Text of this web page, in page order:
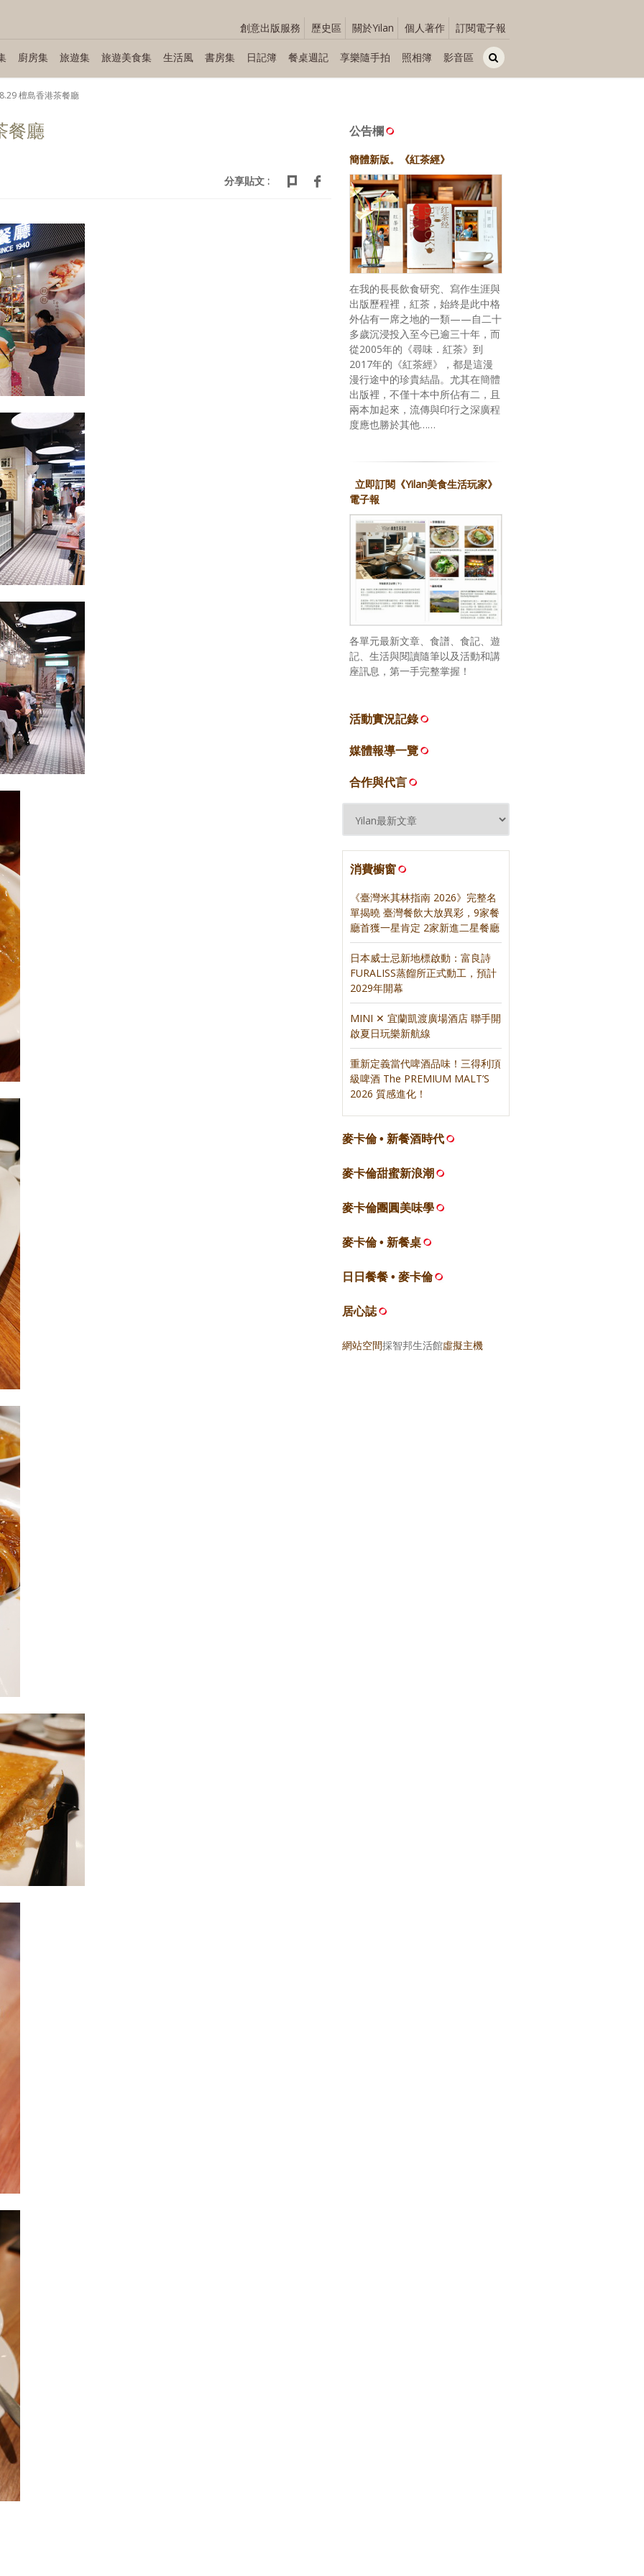
創意出版服務 歷史區 關於Yilan 個人著作 訂閱電子報
廚房集 旅遊集 旅遊美食集 生活風 書房集 日記簿 餐桌週記 享樂隨手拍 照相簿 影音區
檀島香港茶餐廳
餐廳
分享貼文 :
公告欄
簡體新版。《紅茶經》
在我的長長飲食研究、寫作生涯與
出版歷程裡，紅茶，始終是此中格
外佔有一席之地的一類——自二十
多歲沉浸投入至今已逾三十年，而
從2005年的《尋味．紅茶》到
2017年的《紅茶經》，都是這漫
漫行途中的珍貴結晶。尤其在簡體
出版裡，不僅十本中所佔有二，且
兩本加起來，流傳與印行之深廣程
度應也勝於其他……
立即訂閱《Yilan美食生活玩家》
電子報
各單元最新文章、食譜、食記、遊
記、生活與閱讀隨筆以及活動和講
座訊息，第一手完整掌握！
活動實況記錄
媒體報導一覽
合作與代言
消費櫥窗
《臺灣米其林指南 2026》完整名
單揭曉 臺灣餐飲大放異彩，9家餐
廳首獲一星肯定 2家新進二星餐廳
日本威士忌新地標啟動：富良詩
FURALISS蒸餾所正式動工，預計
2029年開幕
MINI ✕ 宜蘭凱渡廣場酒店 聯手開
啟夏日玩樂新航線
重新定義當代啤酒品味！三得利頂
級啤酒 The PREMIUM MALT’S
2026 質感進化！
麥卡倫 • 新餐酒時代
麥卡倫甜蜜新浪潮
麥卡倫團圓美味學
麥卡倫 • 新餐桌
日日餐餐 • 麥卡倫
居心誌
網站空間採智邦生活館虛擬主機